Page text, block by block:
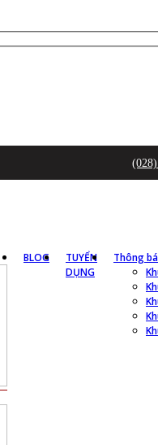
BLOG
TUYỂN
DỤNG
Thông